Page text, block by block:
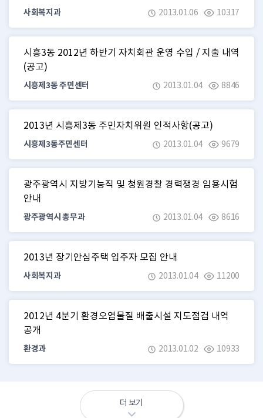
사회복지과 2013.01.06 10317
시흥3동 2012년 하반기 자치회관 운영 수입 / 지출 내역
(공고)
시흥제3동 주민센터 2013.01.04 8846
2013년 시흥제3동 주민자치위원 인적사항(공고)
시흥제3동주민센터 2013.01.04 9679
광주광역시 지방기능직 및 청원경찰 경력쟁경 임용시험
안내
광주광역시 총무과 2013.01.04 8616
2013년 장기안심주택 입주자 모집 안내
사회복지과 2013.01.04 11200
2012년 4분기 환경오염물질 배출시설 지도점검 내역
공개
환경과 2013.01.02 10933
더 보기